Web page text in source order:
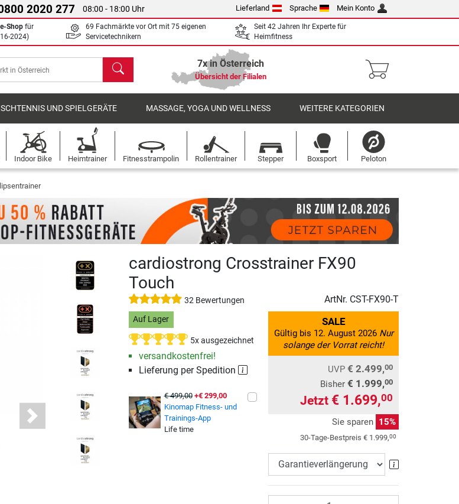
2020 277 08:00 - 18:00 Uhr Lieferland Sprache Mein Konto
Shop für
2024)
69 Fachmärkte vor Ort mit 75 eigenen
Servicetechnikern
Seit 42 Jahren Ihr Experte für
Heimfitness
Suchen 7x in Österreich
Übersicht der Filialen
UND SPIELGERÄTE MASSAGE, YOGA UND WELLNESS WEITERE KATEGORIEN
Indoor Bike Heimtrainer Fitnesstrampolin Rollentrainer Stepper Boxsport Peloton
Next
cardiostrong Crosstrainer FX90
Touch
32 Bewertungen ArtNr. CST-FX90-T
Auf Lager
5x ausgezeichnet
versandkostenfrei!
Lieferung per Spedition
€ 499,00 +€ 299,00
Kinomap Fitness- und
Trainings-App
Life time
SALE
Gültig bis 12. August 2026 Nur
solange der Vorrat reicht!
UVP € 2.499,00
Bisher € 1.999,00
Jetzt € 1.699,00
Sie sparen 15%
30-Tage-Bestpreis € 1.999,00